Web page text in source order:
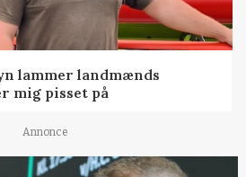
lammer landmænds
mig pisset på
Annonce